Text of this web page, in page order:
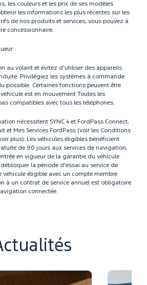
les couleurs et les prix de ses modèles
les informations les plus récentes sur les
de nos produits et services, vous pouvez à
concessionnaire.
au volant et évitez d'utiliser des appareils
Privilégiez les systèmes à commande
possible. Certaines fonctions peuvent être
est en mouvement Toutes les
compatibles avec tous les téléphones.
nécessitent SYNC 4 et FordPass Connect,
et Mes Services FordPass (voir les Conditions
plus). Les véhicules éligibles bénéficient
de 90 jours aux services de navigation,
en vigueur de la garantie du véhicule
la période d'essai au service de
véhicule éligible avec un compte membre
à un contrat de service annuel est obligatoire
connectée.